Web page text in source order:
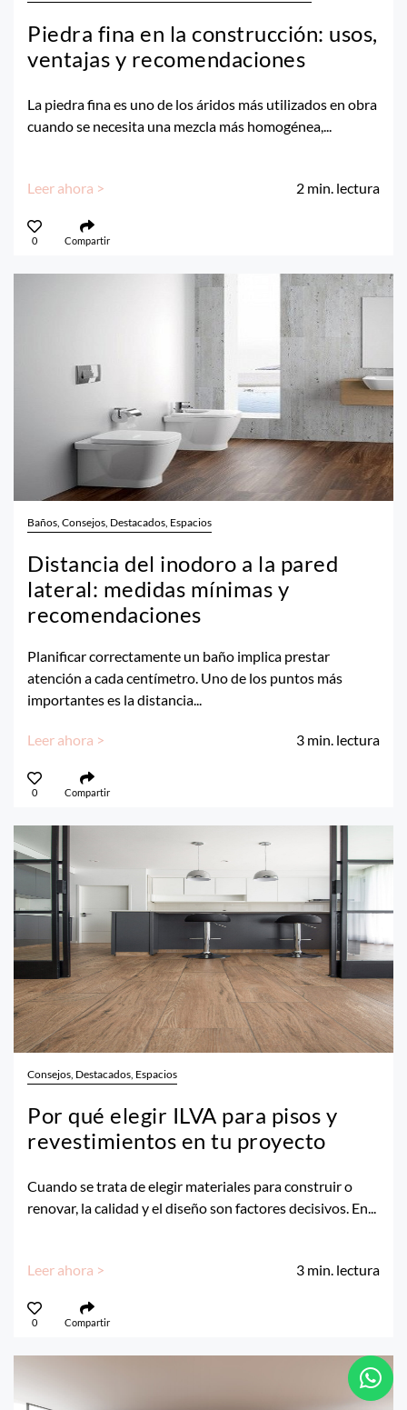
Piedra fina en la construcción: usos,
ventajas y recomendaciones
La piedra fina es uno de los áridos más utilizados en obra
cuando se necesita una mezcla más homogénea,...
Leer ahora > 2 min. lectura
0 Compartir
Baños, Consejos, Destacados, Espacios
Distancia del inodoro a la pared
lateral: medidas mínimas y
recomendaciones
Planificar correctamente un baño implica prestar
atención a cada centímetro. Uno de los puntos más
importantes es la distancia...
Leer ahora > 3 min. lectura
0 Compartir
Consejos, Destacados, Espacios
Por qué elegir ILVA para pisos y
revestimientos en tu proyecto
Cuando se trata de elegir materiales para construir o
renovar, la calidad y el diseño son factores decisivos. En...
Leer ahora > 3 min. lectura
0 Compartir